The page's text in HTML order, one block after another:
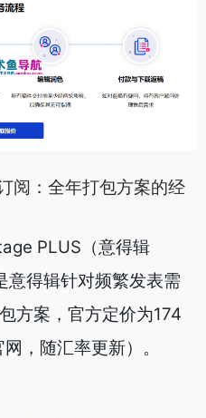
阅：全年打包方案的经
PLUS（意得辑
意得辑针对频繁发表需
方案，官方定价为174
，随汇率更新）。